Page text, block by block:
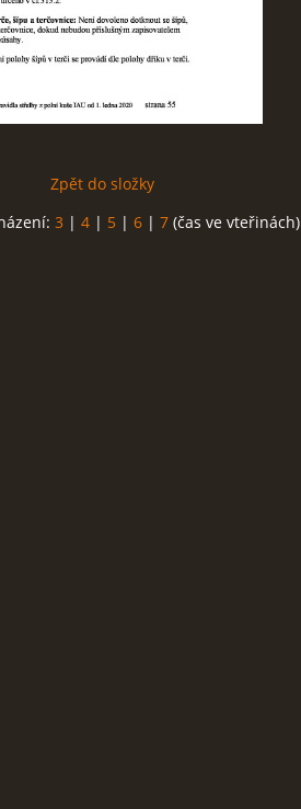
Zpět do složky
3 | 4 | 5 | 6 | 7 (čas ve vteřinách)